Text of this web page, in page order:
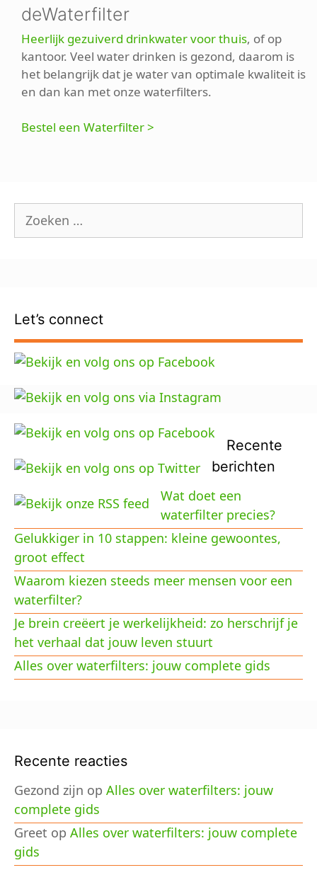
deWaterfilter
Heerlijk gezuiverd drinkwater voor thuis, of op
kantoor. Veel water drinken is gezond, daarom is
het belangrijk dat je water van optimale kwaliteit is
en dan kan met onze waterfilters.
Bestel een Waterfilter >
Zoek
naar:
Let’s connect
Recente
berichten
Wat doet een
waterfilter precies?
Gelukkiger in 10 stappen: kleine gewoontes,
groot effect
Waarom kiezen steeds meer mensen voor een
waterfilter?
Je brein creëert je werkelijkheid: zo herschrijf je
het verhaal dat jouw leven stuurt
Alles over waterfilters: jouw complete gids
Recente reacties
Gezond zijn op Alles over waterfilters: jouw
complete gids
Greet op Alles over waterfilters: jouw complete
gids